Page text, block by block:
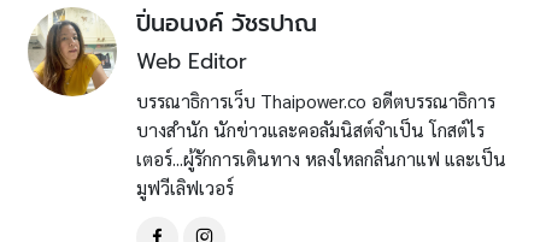
ปิ่นอนงค์ วัชรปาณ
Web Editor
บรรณาธิการเว็บ Thaipower.co อดีตบรรณาธิการ
บางสำนัก นักข่าวและคอลัมนิสต์จำเป็น โกสต์ไร
เตอร์...ผู้รักการเดินทาง หลงใหลกลิ่นกาแฟ และเป็น
มูฟวีเลิฟเวอร์